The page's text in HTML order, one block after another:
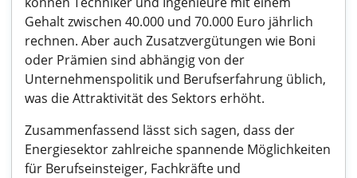
Gehalt zwischen 40.000 und 70.000 Euro jährlich
rechnen. Aber auch Zusatzvergütungen wie Boni
oder Prämien sind abhängig von der
Unternehmenspolitik und Berufserfahrung üblich,
was die Attraktivität des Sektors erhöht.
Zusammenfassend lässt sich sagen, dass der
Energiesektor zahlreiche spannende Möglichkeiten
für Berufseinsteiger, Fachkräfte und